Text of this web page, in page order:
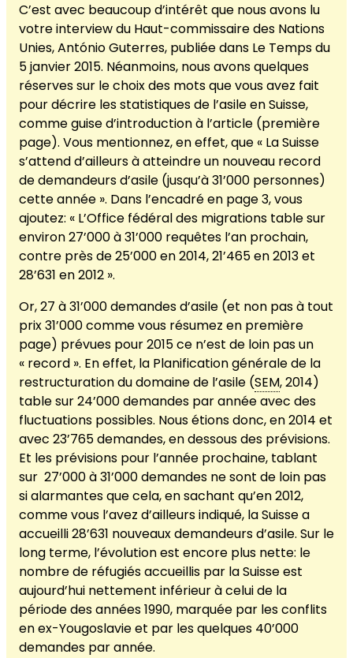
C’est avec beaucoup d’intérêt que nous avons lu
votre interview du Haut-commissaire des Nations
Unies, António Guterres, publiée dans Le Temps du
5 janvier 2015. Néanmoins, nous avons quelques
réserves sur le choix des mots que vous avez fait
pour décrire les statistiques de l’asile en Suisse,
comme guise d’introduction à l’article (première
page). Vous mentionnez, en effet, que « La Suisse
s’attend d’ailleurs à atteindre un nouveau record
de demandeurs d’asile (jusqu’à 31’000 personnes)
cette année ». Dans l’encadré en page 3, vous
ajoutez: « L’Office fédéral des migrations table sur
environ 27’000 à 31’000 requêtes l’an prochain,
contre près de 25’000 en 2014, 21’465 en 2013 et
28’631 en 2012 ».
Or, 27 à 31’000 demandes d’asile (et non pas à tout
prix 31’000 comme vous résumez en première
page) prévues pour 2015 ce n’est de loin pas un
« record ». En effet, la Planification générale de la
restructuration du domaine de l’asile (SEM, 2014)
table sur 24’000 demandes par année avec des
fluctuations possibles. Nous étions donc, en 2014 et
avec 23’765 demandes, en dessous des prévisions.
Et les prévisions pour l’année prochaine, tablant
sur 27’000 à 31’000 demandes ne sont de loin pas
si alarmantes que cela, en sachant qu’en 2012,
comme vous l’avez d’ailleurs indiqué, la Suisse a
accueilli 28’631 nouveaux demandeurs d’asile. Sur le
long terme, l’évolution est encore plus nette: le
nombre de réfugiés accueillis par la Suisse est
aujourd’hui nettement inférieur à celui de la
période des années 1990, marquée par les conflits
en ex-Yougoslavie et par les quelques 40’000
demandes par année.